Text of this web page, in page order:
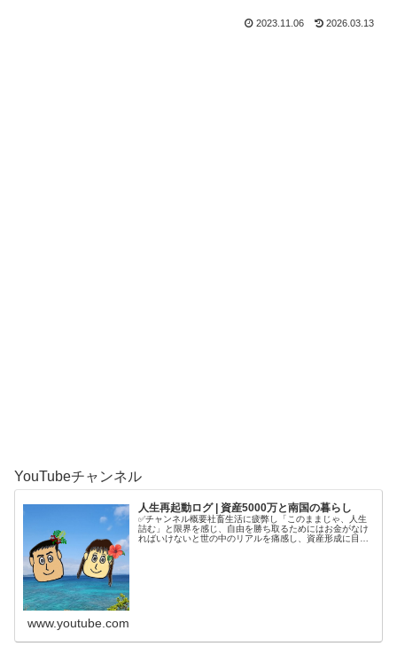
2023.11.06 2026.03.13
YouTubeチャンネル
人生再起動ログ | 資産5000万と南国の暮らし
✅チャンネル概要社畜生活に疲弊し「このままじゃ、人生
詰む」と限界を感じ、自由を勝ち取るためにはお金がなけ
ればいけないと世の中のリアルを痛感し、資産形成に目覚
www.youtube.com